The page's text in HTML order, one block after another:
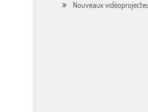
Nouveaux